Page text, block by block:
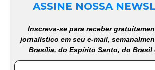
ASSINE NOSSA
Inscreva-se para receber
jornalístico em seu e-mail,
Brasília, do Espírito Santo, do Brasil